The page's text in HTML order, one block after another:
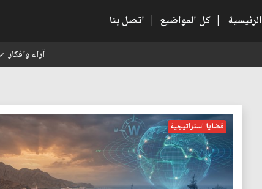
الرئيسية | كل المواضيع | اتصل بنا
آراء وافكار
قضايا استراتيجية